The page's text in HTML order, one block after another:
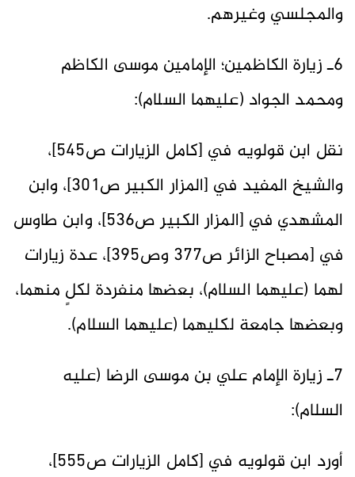
والمجلسي وغيرهم.
6ـ زيارة الكاظمين؛ الإمامين موسى الكاظم
ومحمد الجواد (عليهما السلام):
نقل ابن قولويه في [كامل الزيارات ص545]،
والشيخ المفيد في [المزار الكبير ص301]، وابن
المشهدي في [المزار الكبير ص536]، وابن طاوس
في [مصباح الزائر ص377 وص395]، عدة زيارات
لهما (عليهما السلام)، بعضها منفردة لكلٍ منهما،
وبعضها جامعة لكليهما (عليهما السلام).
7ـ زيارة الإمام علي بن موسى الرضا (عليه
السلام):
أورد ابن قولويه في [كامل الزيارات ص555]،